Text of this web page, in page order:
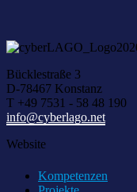
Bücklestraße 3
D-78467 Konstanz
T +49 7531 - 58 48 190
info@cyberlago.net
Website
Kompetenzen